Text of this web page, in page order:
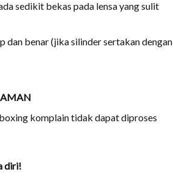
sedikit bekas pada lensa yang sulit
dan benar (jika silinder sertakan dengan
AMAN
komplain tidak dapat diproses
diri!